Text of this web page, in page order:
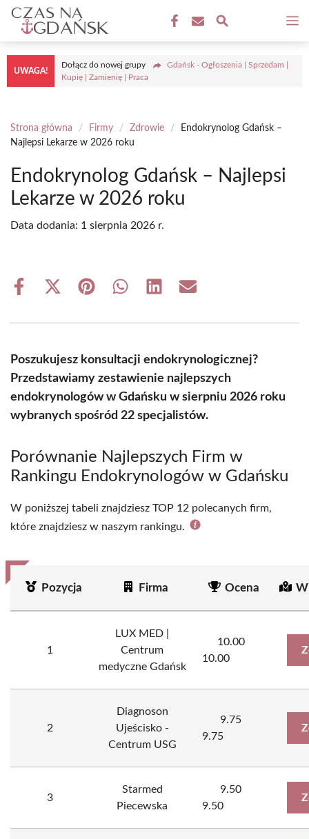
Przejdź
treści
UWAGA!
Dołącz do nowej grupy
Gdańsk - Ogłoszenia | Sprzedam |
Kupię | Zamienię | Praca
Strona główna / Firmy / Zdrowie /
Endokrynolog Gdańsk –
Najlepsi Lekarze w 2026 roku
Endokrynolog Gdańsk – Najlepsi
Lekarze w 2026 roku
Data dodania: 1 sierpnia 2026 r.
Share
Share
(Twitter)
Share Share Share Share
Poszukujesz konsultacji endokrynologicznej?
Przedstawiamy zestawienie najlepszych
endokrynologów w Gdańsku w sierpniu 2026 roku
wybranych spośród 22 specjalistów.
Porównanie Najlepszych Firm w
Rankingu Endokrynologów w Gdańsku
W poniższej tabeli znajdziesz TOP 12 polecanych firm,
które znajdziesz w naszym rankingu.
Pozycja Firma Ocena
1
LUX MED |
Centrum
medyczne Gdańsk
10.00
10.00
2
Diagnoson
Ujeścisko -
Centrum USG
9.75
9.75
3
Starmed
Piecewska
9.50
9.50